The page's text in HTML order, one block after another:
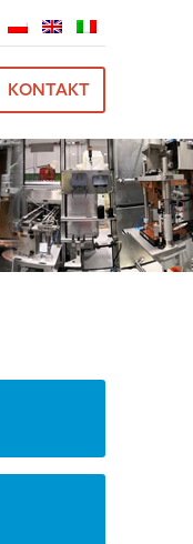
KONTAKT